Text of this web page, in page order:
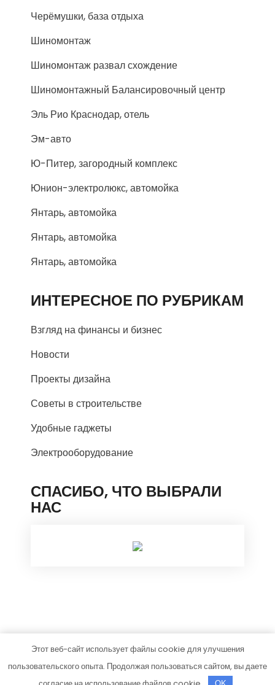
Черёмушки, база отдыха
Шиномонтаж
Шиномонтаж развал схождение
Шиномонтажный Балансировочный центр
Эль Рио Краснодар, отель
Эм-авто
Ю-Питер, загородный комплекс
Юнион-электролюкс, автомойка
Янтарь, автомойка
Янтарь, автомойка
Янтарь, автомойка
ИНТЕРЕСНОЕ ПО РУБРИКАМ
Взгляд на финансы и бизнес
Новости
Проекты дизайна
Советы в строительстве
Удобные гаджеты
Электрооборудование
СПАСИБО, ЧТО ВЫБРАЛИ
НАС
rosstroyproject.ru
Тема от Grace Themes
Этот веб-сайт использует файлы cookie для улучшения
пользовательского опыта. Продолжая пользоваться сайтом, вы даете